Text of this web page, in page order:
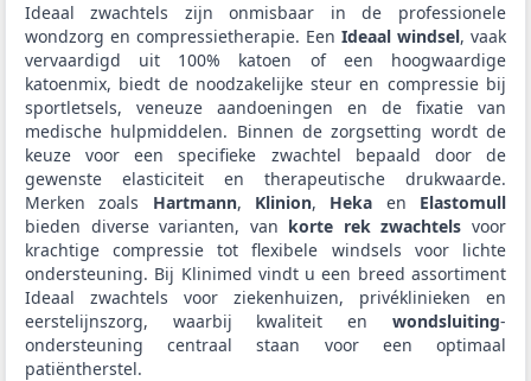
Ideaal zwachtels zijn onmisbaar in de professionele
wondzorg en compressietherapie. Een Ideaal windsel, vaak
vervaardigd uit 100% katoen of een hoogwaardige
katoenmix, biedt de noodzakelijke steur en compressie bij
sportletsels, veneuze aandoeningen en de fixatie van
medische hulpmiddelen. Binnen de zorgsetting wordt de
keuze voor een specifieke zwachtel bepaald door de
gewenste elasticiteit en therapeutische drukwaarde.
Merken zoals Hartmann, Klinion, Heka en Elastomull
bieden diverse varianten, van korte rek zwachtels voor
krachtige compressie tot flexibele windsels voor lichte
ondersteuning. Bij Klinimed vindt u een breed assortiment
Ideaal zwachtels voor ziekenhuizen, privéklinieken en
eerstelijnszorg, waarbij kwaliteit en wondsluiting-
ondersteuning centraal staan voor een optimaal
patiëntherstel.